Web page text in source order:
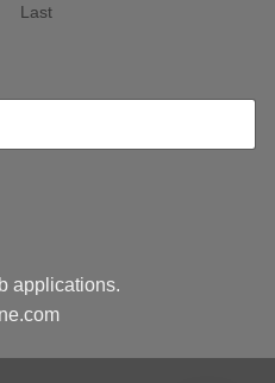
Last
applications.